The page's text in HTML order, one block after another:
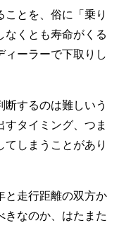
とを、俗に「乗り
なくとも寿命がくる
ィーラーで下取りし
するのは難しいう
すタイミング、つま
てしまうことがあり
と走行距離の双方か
きなのか、はたまた